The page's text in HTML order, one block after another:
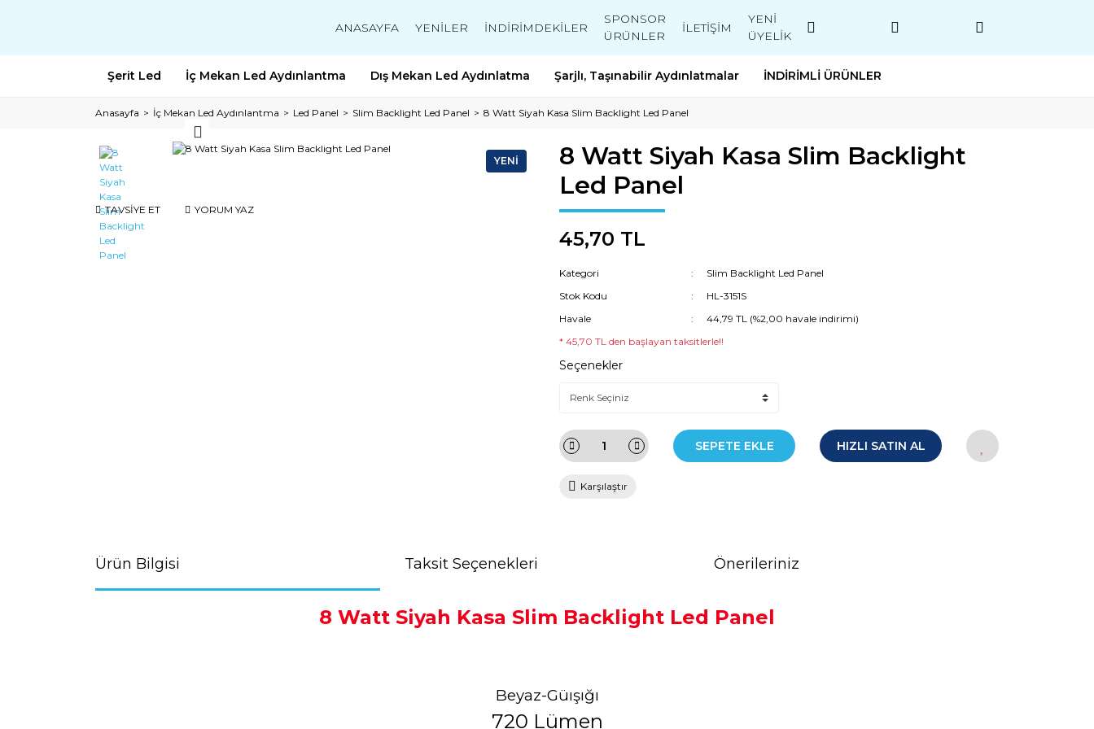
ANASAYFA YENİLER İNDİRİMDEKİLER
SPONSOR
ÜRÜNLER
İLETİŞİM
YENİ
ÜYELİK
Şerit Led İç Mekan Led Aydınlantma Dış Mekan Led Aydınlatma Şarjlı, Taşınabilir Aydınlatmalar İNDİRİMLİ ÜRÜNLER
Anasayfa İç Mekan Led Aydınlantma Led Panel Slim Backlight Led Panel 8 Watt Siyah Kasa Slim Backlight Led Panel
YENİ
TAVSİYE ET YORUM YAZ
8 Watt Siyah Kasa Slim Backlight
Led Panel
45,70 TL
Kategori
Slim Backlight Led Panel
Stok Kodu
HL-3151S
Havale
44,79 TL (%2,00 havale indirimi)
* 45,70 TL den başlayan taksitlerle!!
Seçenekler
SEPETE EKLE HIZLI SATIN AL
Karşılaştır
Ürün Bilgisi Taksit Seçenekleri Önerileriniz
8 Watt Siyah Kasa Slim Backlight Led Panel
Beyaz-Güışığı
720 Lümen